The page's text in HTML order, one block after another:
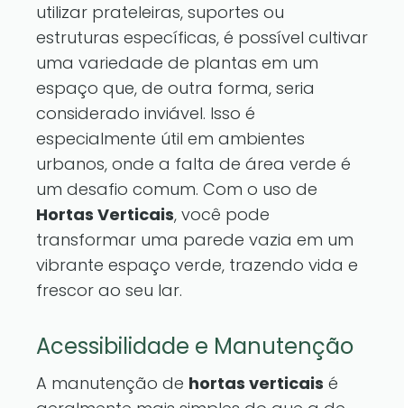
utilizar prateleiras, suportes ou
estruturas específicas, é possível cultivar
uma variedade de plantas em um
espaço que, de outra forma, seria
considerado inviável. Isso é
especialmente útil em ambientes
urbanos, onde a falta de área verde é
um desafio comum. Com o uso de
Hortas Verticais, você pode
transformar uma parede vazia em um
vibrante espaço verde, trazendo vida e
frescor ao seu lar.
Acessibilidade e Manutenção
A manutenção de hortas verticais é